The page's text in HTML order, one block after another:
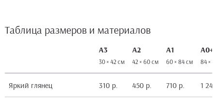
Таблица размеров и материалов
А3
30 × 42 см
А2
42 × 60 см
А1
60 × 84 см
А0+
84 ×
Яркий глянец 310 р. 450 р. 710 р. 1